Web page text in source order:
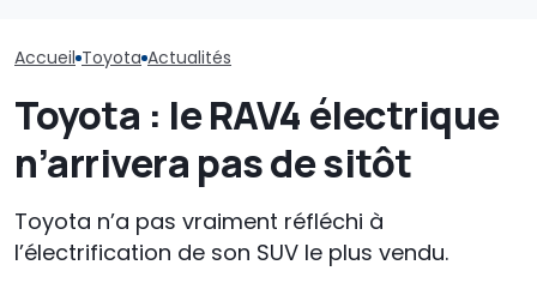
Accueil Toyota Actualités
Toyota : le RAV4 électrique
n’arrivera pas de sitôt
Toyota n’a pas vraiment réfléchi à
l’électrification de son SUV le plus vendu.